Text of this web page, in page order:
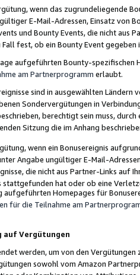
wenn das zugrundeliegende
E-Mail-Adressen, Einsatz von
und Bounty Events, die nicht
Fall fest, ob ein Bounty Event
aufgeführten Bounty-spezifischen
am Partnerprogramm erlaubt.
sind in ausgewählten Ländern
Sondervergütungen in
berechtigt sein muss,
Sitzung die im Anhang
wenn ein Bonusereignis
Angabe ungültiger E-Mail-
die nicht aus Partner-Links auf
stattgefunden hat oder ob eine
aufgeführten Homepages für
für die Teilnahme am
auf Vergütungen
werden, um von den
sowohl vom Amazon